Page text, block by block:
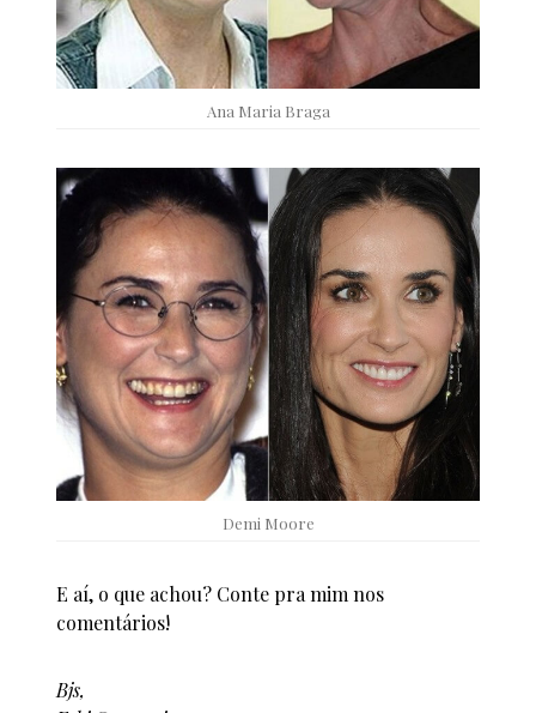
Ana Maria Braga
Demi Moore
E aí, o que achou? Conte pra mim nos
comentários!
Bjs,